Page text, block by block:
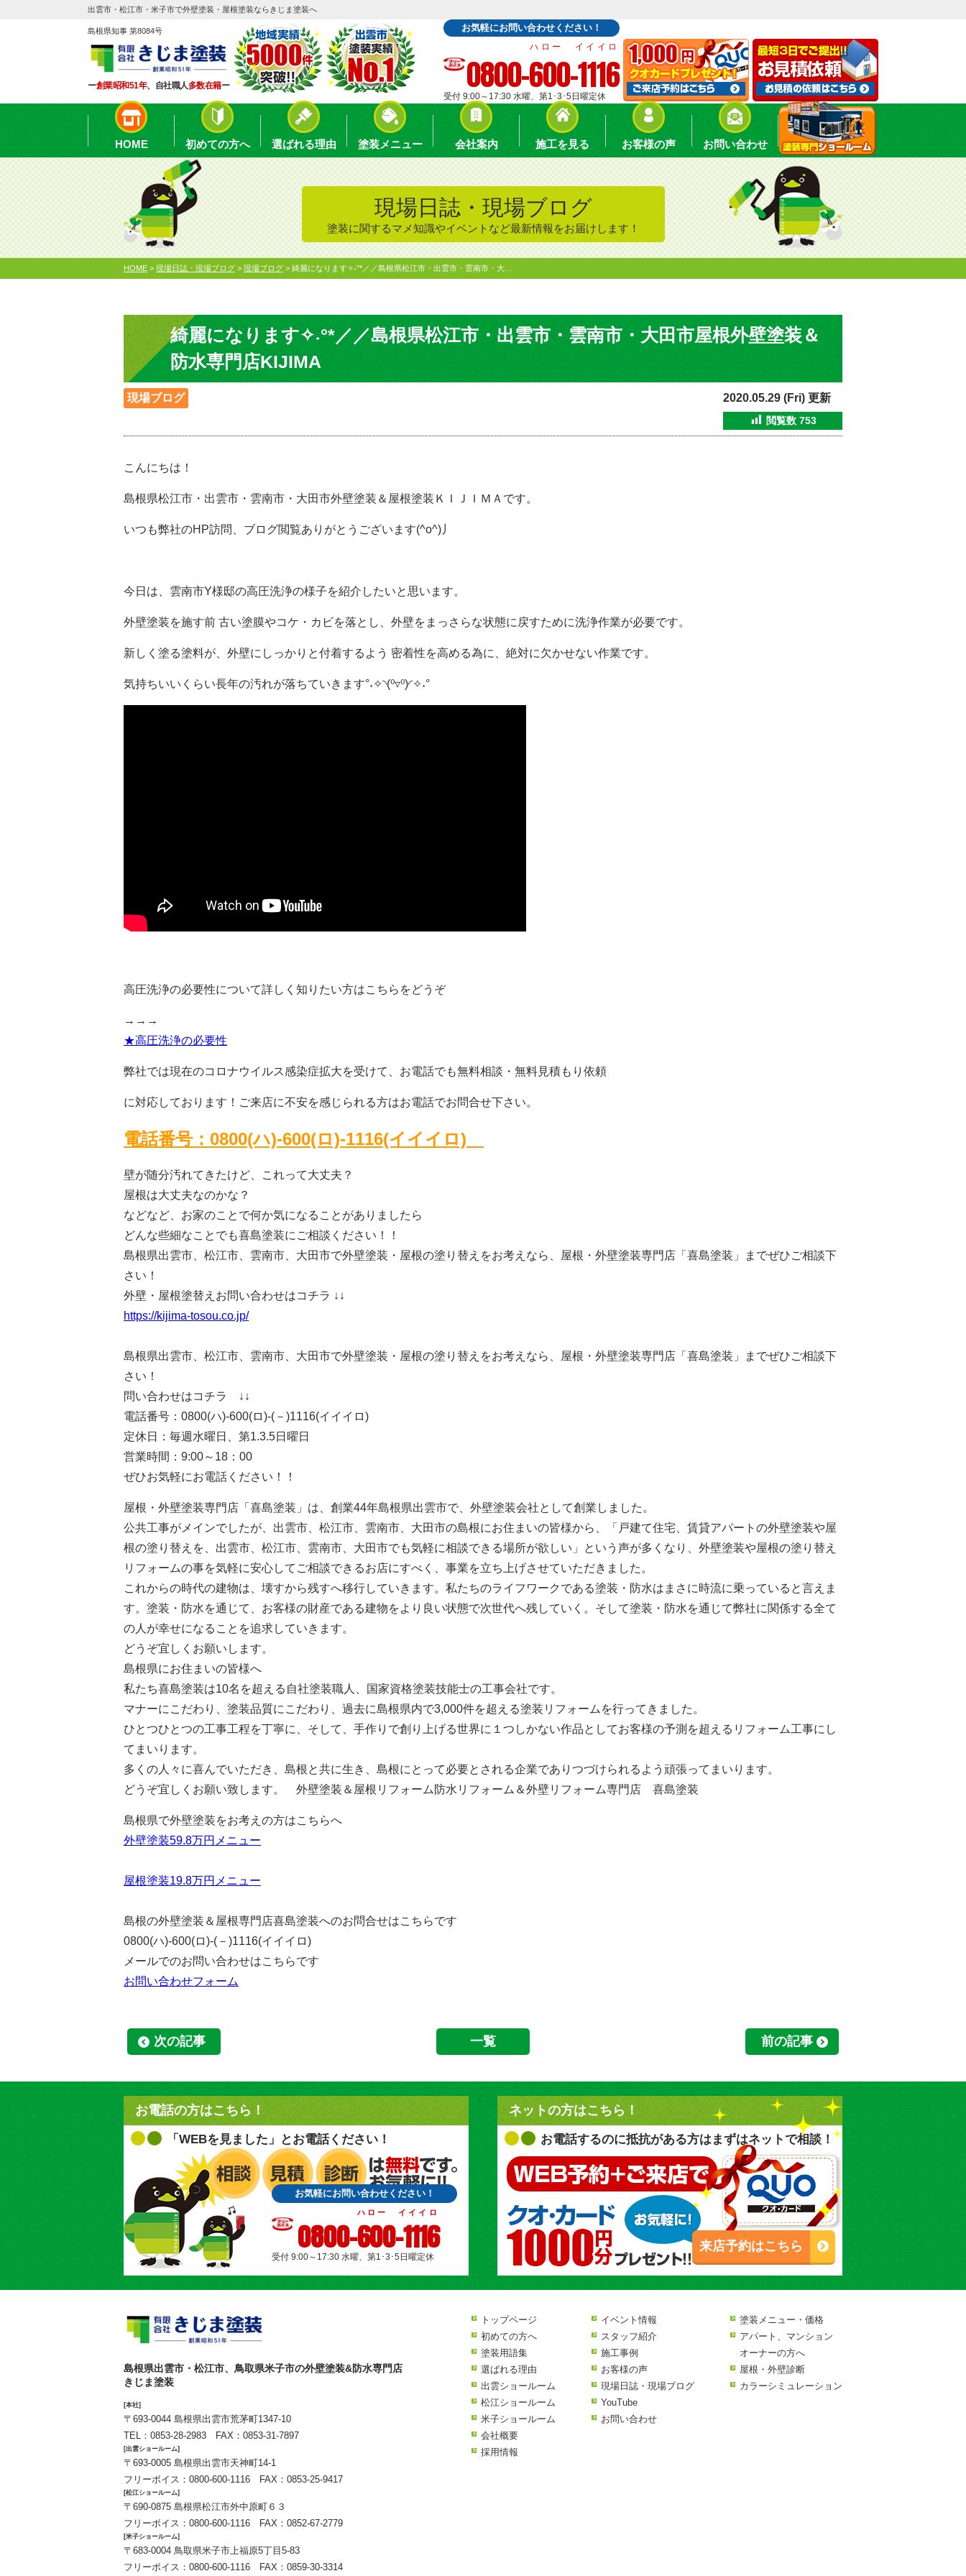
出雲市・松江市・米子市で外壁塗装・屋根塗装ならきじま塗装へ
島根県知事 第8084号
ー創業昭和51年、自社職人多数在籍ー
お気軽にお問い合わせください！
0800-600-1116
ハロー イイイロ
受付 9:00～17:30 水曜、第1･3･5日曜定休
HOME 初めての方へ 選ばれる理由 塗装メニュー 会社案内 施工を見る お客様の声 お問い合わせ
現場日誌・現場ブログ
塗装に関するマメ知識やイベントなど最新情報をお届けします！
HOME > 現場日誌・現場ブログ > 現場ブログ > 綺麗になります✧˖°*／／島根県松江市・出雲市・雲南市・大…
綺麗になります✧˖°*／／島根県松江市・出雲市・雲南市・大田市屋根外壁塗装＆
防水専門店KIJIMA
現場ブログ 2020.05.29 (Fri) 更新
閲覧数 753
こんにちは！
島根県松江市・出雲市・雲南市・大田市外壁塗装＆屋根塗装ＫＩＪＩＭＡです。
いつも弊社のHP訪問、ブログ閲覧ありがとうございます(^o^)丿
今日は、雲南市Y様邸の高圧洗浄の様子を紹介したいと思います。
外壁塗装を施す前 古い塗膜やコケ・カビを落とし、外壁をまっさらな状態に戻すために洗浄作業が必要です。
新しく塗る塗料が、外壁にしっかりと付着するよう 密着性を高める為に、絶対に欠かせない作業です。
気持ちいいくらい長年の汚れが落ちていきます°˖✧◝(⁰▿⁰)◜✧˖°
高圧洗浄の必要性について詳しく知りたい方はこちらをどうぞ
→→→
★高圧洗浄の必要性
弊社では現在のコロナウイルス感染症拡大を受けて、お電話でも無料相談・無料見積もり依頼
に対応しております！ご来店に不安を感じられる方はお電話でお問合せ下さい。
電話番号：0800(ハ)-600(ロ)-1116(イイイロ)
壁が随分汚れてきたけど、これって大丈夫？
屋根は大丈夫なのかな？
などなど、お家のことで何か気になることがありましたら
どんな些細なことでも喜島塗装にご相談ください！！
島根県出雲市、松江市、雲南市、大田市で外壁塗装・屋根の塗り替えをお考えなら、屋根・外壁塗装専門店「喜島塗装」までぜひご相談下
さい！
外壁・屋根塗替えお問い合わせはコチラ ↓↓
https://kijima-tosou.co.jp/
島根県出雲市、松江市、雲南市、大田市で外壁塗装・屋根の塗り替えをお考えなら、屋根・外壁塗装専門店「喜島塗装」までぜひご相談下
さい！
問い合わせはコチラ ↓↓
電話番号：0800(ハ)-600(ロ)-(－)1116(イイイロ)
定休日：毎週水曜日、第1.3.5日曜日
営業時間：9:00～18：00
ぜひお気軽にお電話ください！！
屋根・外壁塗装専門店「喜島塗装」は、創業44年島根県出雲市で、外壁塗装会社として創業しました。
公共工事がメインでしたが、出雲市、松江市、雲南市、大田市の島根にお住まいの皆様から、「戸建て住宅、賃貸アパートの外壁塗装や屋
根の塗り替えを、出雲市、松江市、雲南市、大田市でも気軽に相談できる場所が欲しい」という声が多くなり、外壁塗装や屋根の塗り替え
リフォームの事を気軽に安心してご相談できるお店にすべく、事業を立ち上げさせていただきました。
これからの時代の建物は、壊すから残すへ移行していきます。私たちのライフワークである塗装・防水はまさに時流に乗っていると言えま
す。塗装・防水を通じて、お客様の財産である建物をより良い状態で次世代へ残していく。そして塗装・防水を通じて弊社に関係する全て
の人が幸せになることを追求していきます。
どうぞ宜しくお願いします。
島根県にお住まいの皆様へ
私たち喜島塗装は10名を超える自社塗装職人、国家資格塗装技能士の工事会社です。
マナーにこだわり、塗装品質にこだわり、過去に島根県内で3,000件を超える塗装リフォームを行ってきました。
ひとつひとつの工事工程を丁寧に、そして、手作りで創り上げる世界に１つしかない作品としてお客様の予測を超えるリフォーム工事にし
てまいります。
多くの人々に喜んでいただき、島根と共に生き、島根にとって必要とされる企業でありつづけられるよう頑張ってまいります。
どうぞ宜しくお願い致します。 外壁塗装＆屋根リフォーム防水リフォーム＆外壁リフォーム専門店 喜島塗装
島根県で外壁塗装をお考えの方はこちらへ
外壁塗装59.8万円メニュー
屋根塗装19.8万円メニュー
島根の外壁塗装＆屋根専門店喜島塗装へのお問合せはこちらです
0800(ハ)-600(ロ)-(－)1116(イイイロ)
メールでのお問い合わせはこちらです
お問い合わせフォーム
次の記事 一覧 前の記事
お電話の方はこちら！
「WEBを見ました」とお電話ください！
お気軽にお問い合わせください！
0800-600-1116
ハロー イイイロ
受付 9:00～17:30 水曜、第1･3･5日曜定休
ネットの方はこちら！
お電話するのに抵抗がある方はまずはネットで相談！
来店予約はこちら
島根県出雲市・松江市、鳥取県米子市の外壁塗装&防水専門店
きじま塗装
[本社]
〒693-0044 島根県出雲市荒茅町1347-10
TEL： 0853-28-2983 FAX：0853-31-7897
[出雲ショールーム]
〒693-0005 島根県出雲市天神町14-1
フリーボイス： 0800-600-1116 FAX：0853-25-9417
[松江ショールーム]
〒690-0875 島根県松江市外中原町６３
フリーボイス： 0800-600-1116 FAX：0852-67-2779
[米子ショールーム]
〒683-0004 鳥取県米子市上福原5丁目5-83
フリーボイス： 0800-600-1116 FAX：0859-30-3314
トップページ
初めての方へ
塗装用語集
選ばれる理由
出雲ショールーム
松江ショールーム
米子ショールーム
会社概要
採用情報
イベント情報
スタッフ紹介
施工事例
お客様の声
現場日誌・現場ブログ
YouTube
お問い合わせ
塗装メニュー・価格
アパート、マンション
オーナーの方へ
屋根・外壁診断
カラーシミュレーション